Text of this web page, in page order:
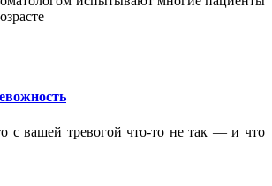
с вашей тревогой что-то не так — и что